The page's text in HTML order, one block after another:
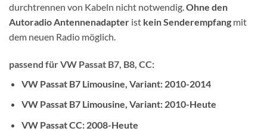
durchtrennen von Kabeln nicht notwendig.Ohne den
Autoradio Antennenadapter ist kein Senderempfang mit
dem neuen Radio möglich.
passend für VW Passat B7, B8, CC:
VW Passat B7 Limousine, Variant: 2010-2014
VW Passat B7 Limousine, Variant: 2010-Heute
VW Passat CC: 2008-Heute